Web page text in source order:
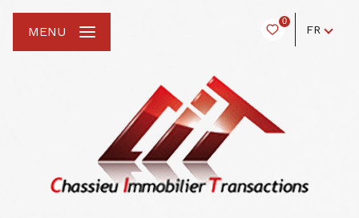
0
FR
MENU